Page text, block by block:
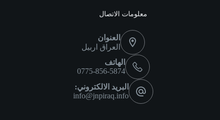
معلومات الاتصال
العنوان
العراق اربيل
الهاتف
0775-856-5874
البريد الالكتروني:
info@jnpiraq.info